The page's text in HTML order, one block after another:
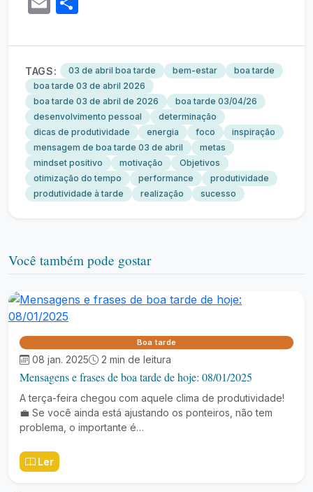
TAGS: 03 de abril boa tarde bem-estar
boa tarde
boa tarde 03 de abril 2026
boa tarde 03 de abril de 2026
boa tarde 03/04/26
desenvolvimento pessoal
determinação
dicas de produtividade
energia foco
inspiração
mensagem de boa tarde 03 de abril
metas
mindset positivo
motivação
Objetivos
otimização do tempo
performance
produtividade
produtividade à tarde
realização sucesso
Você também pode gostar
Boa tarde
08 jan. 2025 2 min de leitura
Mensagens e frases de boa tarde de hoje: 08/01/2025
A terça-feira chegou com aquele clima de produtividade!
💼 Se você ainda está ajustando os ponteiros, não tem
problema, o importante é…
Ler